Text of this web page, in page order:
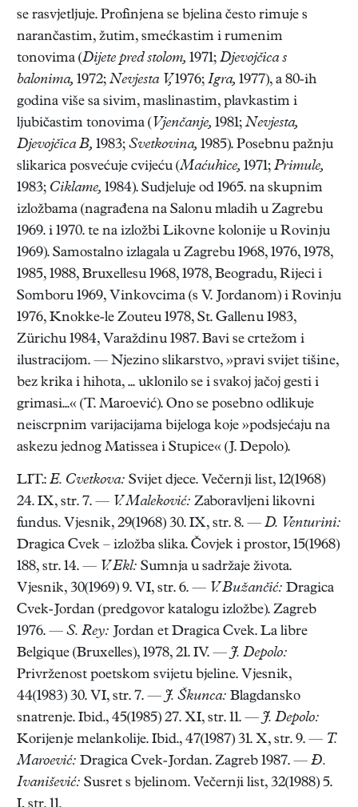
se rasvjetljuje. Profinjena se bjelina često rimuje s
narančastim, žutim, smećkastim i rumenim
tonovima (Dijete pred stolom, 1971; Djevojčica s
balonima, 1972; Nevjesta V,1976; Igra, 1977), a 80-ih
godina više sa sivim, maslinastim, plavkastim i
ljubičastim tonovima ( Vjenčanje, 1981; Nevjesta,
Djevojčica B, 1983; Svetkovina, 1985). Posebnu pažnju
slikarica posvećuje cvijeću (Maćuhice, 1971; Primule,
1983; Ciklame, 1984). Sudjeluje od 1965. na skupnim
izložbama (nagrađena na Salonu mladih u Zagrebu
1969. i 1970. te na izložbi Likovne kolonije u Rovinju
1969). Samostalno izlagala u Zagrebu 1968, 1976, 1978,
1985, 1988, Bruxellesu 1968, 1978, Beogradu, Rijeci i
Somboru 1969, Vinkovcima (s V. Jordanom) i Rovinju
1976, Knokke-le Zouteu 1978, St. Gallenu 1983,
Zürichu 1984, Varaždinu 1987. Bavi se crtežom i
ilustracijom. — Njezino slikarstvo, »pravi svijet tišine,
bez krika i hihota, ... uklonilo se i svakoj jačoj gesti i
grimasi...« (T. Maroević). Ono se posebno odlikuje
neiscrpnim varijacijama bijeloga koje »podsjećaju na
askezu jednog Matissea i Stupice« (J. Depolo).
LIT.: E. Cvetkova: Svijet djece. Večernji list, 12(1968)
24. IX, str. 7. — V. Maleković: Zaboravljeni likovni
fundus. Vjesnik, 29(1968) 30. IX, str. 8. — D. Venturini:
Dragica Cvek – izložba slika. Čovjek i prostor, 15(1968)
188, str. 14. — V. Ekl: Sumnja u sadržaje života.
Vjesnik, 30(1969) 9. VI, str. 6. — V. Bužančić: Dragica
Cvek-Jordan (predgovor katalogu izložbe). Zagreb
1976. — S. Rey: Jordan et Dragica Cvek. La libre
Belgique (Bruxelles), 1978, 21. IV. — J. Depolo:
Privrženost poetskom svijetu bjeline. Vjesnik,
44(1983) 30. VI, str. 7. — J. Škunca: Blagdansko
snatrenje. Ibid., 45(1985) 27. XI, str. 11. — J. Depolo:
Korijenje melankolije. Ibid., 47(1987) 31. X, str. 9. — T.
Maroević: Dragica Cvek-Jordan. Zagreb 1987. — Đ.
Ivanišević: Susret s bjelinom. Večernji list, 32(1988) 5.